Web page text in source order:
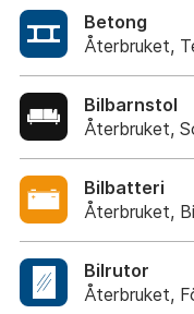
Betong
Återbruket,
Bilbarnstol
Återbruket,
Bilbatteri
Återbruket,
Bilrutor
Återbruket,